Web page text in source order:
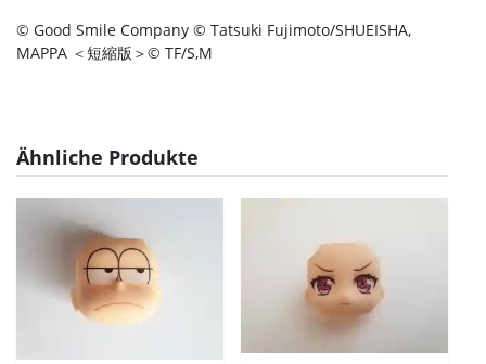
© Good Smile Company © Tatsuki Fujimoto/SHUEISHA,
MAPPA ＜短縮版＞© TF/S,M
Ähnliche Produkte